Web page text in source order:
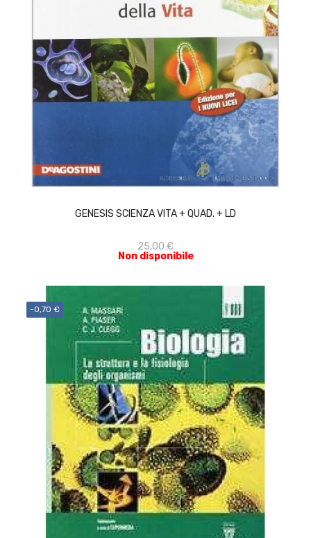
GENESIS SCIENZA VITA + QUAD. + LD
25,00 €
Non disponibile
ACQUISTA
-0,70 €